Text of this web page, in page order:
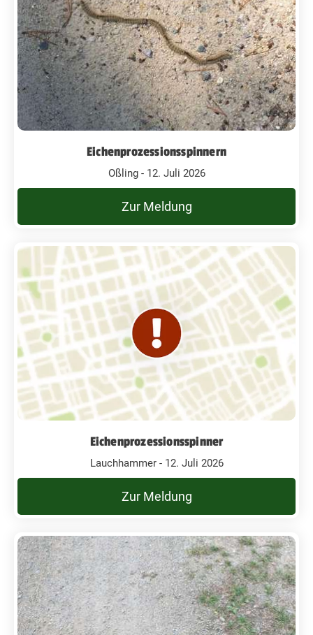
Eichenprozessionsspinnern
Oßling - 12. Juli 2026
Zur Meldung
Eichenprozessionsspinner
Lauchhammer - 12. Juli 2026
Zur Meldung